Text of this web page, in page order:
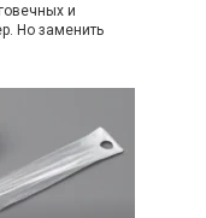
и
Но заменить